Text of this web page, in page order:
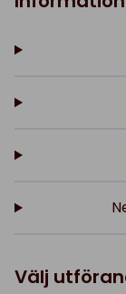
Välj